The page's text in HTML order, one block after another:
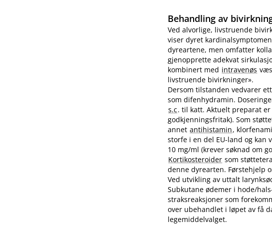
Behandling av
Ved alvorlige, livstruende
viser dyret
dyreartene, men omfatter
gjenopprette adekvat
kombinert med intravenøs
livstruende bivirkninger».
Dersom tilstanden vedvarer
som difenhydramin.
s.c. til katt. Aktuelt preparat er
godkjenningsfritak). Som
annet antihistamin,
storfe i en del EU-land og
10 mg/ml (krever søknad om
Kortikosteroider som
denne dyrearten. Førstehjelp
Ved utvikling av uttalt
Subkutane ødemer i hode​/​
straksreaksjoner som
over ubehandlet i løpet av få
legemiddelvalget.